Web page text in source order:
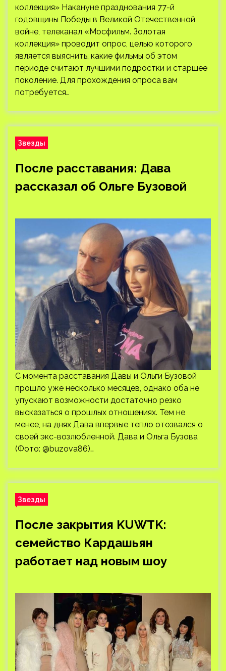
коллекция» Накануне празднования 77-й
годовщины Победы в Великой Отечественной
войне, телеканал «Мосфильм. Золотая
коллекция» проводит опрос, целью которого
является выяснить, какие фильмы об этом
периоде считают лучшими подростки и старшее
поколение. Для прохождения опроса вам
потребуется…
Звезды
После расставания: Дава
рассказал об Ольге Бузовой
С момента расставания Давы и Ольги Бузовой
прошло уже несколько месяцев, однако оба не
упускают возможности достаточно резко
высказаться о прошлых отношениях. Тем не
менее, на днях Дава впервые тепло отозвался о
своей экс-возлюбленной. Дава и Ольга Бузова
(Фото: @buzova86)…
Звезды
После закрытия KUWTK:
семейство Кардашьян
работает над новым шоу